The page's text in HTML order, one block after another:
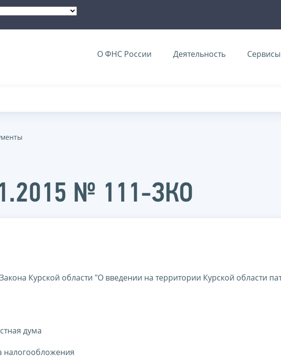
О ФНС России Деятельность Сервисы
№ 111-ЗКО
Курской области "О введении на территории Курской области
дума
налогообложения